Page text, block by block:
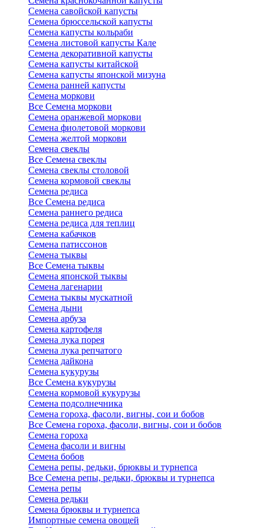
Семена савойской капусты
Семена брюссельской капусты
Семена капусты кольраби
Семена листовой капусты Кале
Семена декоративной капусты
Семена капусты китайской
Семена капусты японской мизуна
Семена ранней капусты
Семена моркови
Все Семена моркови
Семена оранжевой моркови
Семена фиолетовой моркови
Семена желтой моркови
Семена свеклы
Все Семена свеклы
Семена свеклы столовой
Семена кормовой свеклы
Семена редиса
Все Семена редиса
Семена раннего редиса
Семена редиса для теплиц
Семена кабачков
Семена патиссонов
Семена тыквы
Все Семена тыквы
Семена японской тыквы
Семена лагенарии
Семена тыквы мускатной
Семена дыни
Семена арбуза
Семена картофеля
Семена лука порея
Семена лука репчатого
Семена дайкона
Семена кукурузы
Все Семена кукурузы
Семена кормовой кукурузы
Семена подсолнечника
Семена гороха, фасоли, вигны, сои и бобов
Все Семена гороха, фасоли, вигны, сои и бобов
Семена гороха
Семена фасоли и вигны
Семена бобов
Семена репы, редьки, брюквы и турнепса
Все Семена репы, редьки, брюквы и турнепса
Семена репы
Семена редьки
Семена брюквы и турнепса
Импортные семена овощей